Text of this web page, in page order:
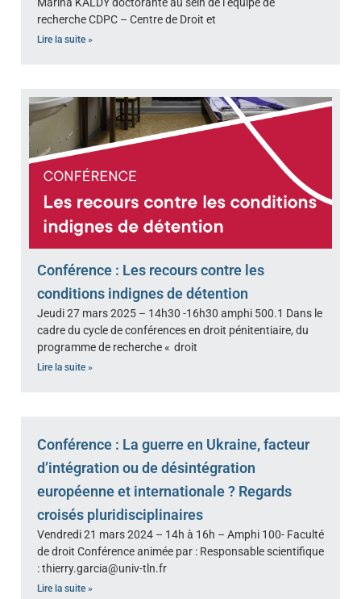
recherche CDPC – Centre de Droit et
Lire la suite »
Conférence : Les recours contre les
conditions indignes de détention
Jeudi 27 mars 2025 – 14h30 -16h30 amphi 500.1 Dans le
cadre du cycle de conférences en droit pénitentiaire, du
programme de recherche « droit
Lire la suite »
Conférence : La guerre en Ukraine, facteur
d’intégration ou de désintégration
européenne et internationale ? Regards
croisés pluridisciplinaires
Vendredi 21 mars 2024 – 14h à 16h – Amphi 100- Faculté
de droit Conférence animée par : Responsable scientifique
: thierry.garcia@univ-tln.fr
Lire la suite »